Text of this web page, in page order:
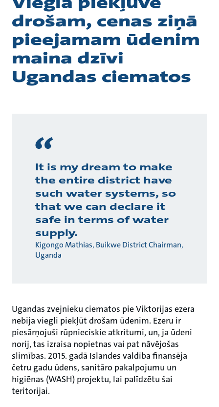
drošam, cenas ziņā
pieejamam ūdenim
maina dzīvi
Ugandas ciematos
It is my dream to make
the entire district have
such water systems, so
that we can declare it
safe in terms of water
supply.
Kigongo Mathias, Buikwe District Chairman,
Uganda
Ugandas zvejnieku ciematos pie Viktorijas ezera
nebija viegli piekļūt drošam ūdenim. Ezeru ir
piesārņojuši rūpnieciskie atkritumi, un, ja ūdeni
norij, tas izraisa nopietnas vai pat nāvējošas
slimības. 2015. gadā Islandes valdība finansēja
četru gadu ūdens, sanitāro pakalpojumu un
higiēnas (WASH) projektu, lai palīdzētu šai
teritorijai.